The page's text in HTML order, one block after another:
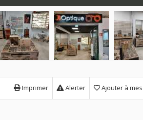
Ajouter à
Alerter
Imprimer